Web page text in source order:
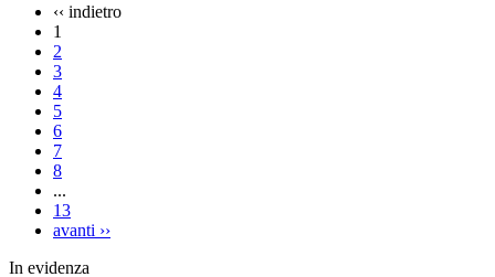
‹‹ indietro
1
2
3
4
5
6
7
8
...
13
avanti ››
In evidenza